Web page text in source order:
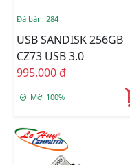
Đã bán: 284
USB SANDISK 256GB
CZ73 USB 3.0
995.000 đ
Mới 100%